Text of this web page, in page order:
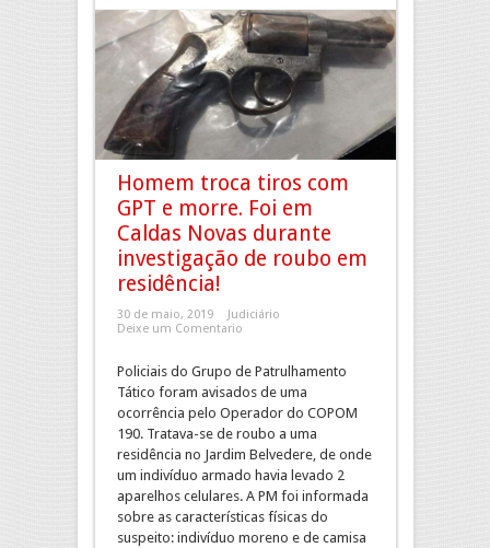
Homem troca tiros com
GPT e morre. Foi em
Caldas Novas durante
investigação de roubo em
residência!
30 de maio, 2019
Judiciário
Deixe um Comentario
Policiais do Grupo de Patrulhamento
Tático foram avisados de uma
ocorrência pelo Operador do COPOM
190. Tratava-se de roubo a uma
residência no Jardim Belvedere, de onde
um indivíduo armado havia levado 2
aparelhos celulares. A PM foi informada
sobre as características físicas do
suspeito: indivíduo moreno e de camisa